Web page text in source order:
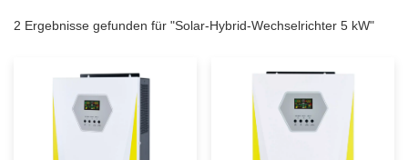
2 Ergebnisse gefunden für "Solar-Hybrid-Wechselrichter 5 kW"